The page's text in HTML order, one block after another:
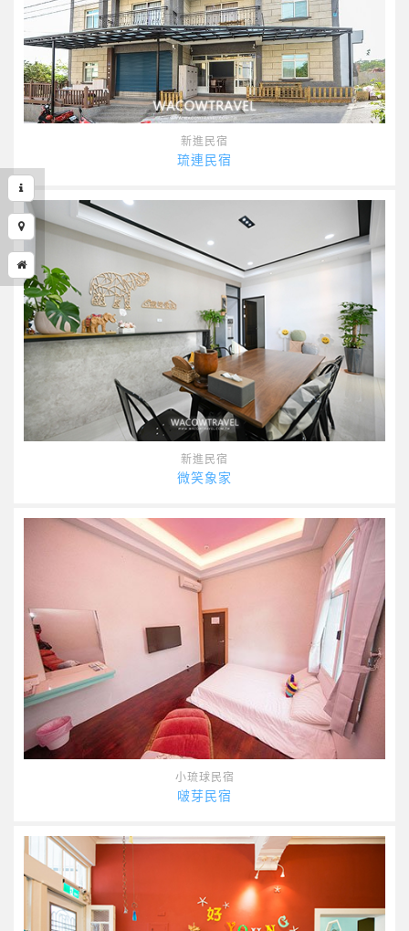
新進民宿
琉連民宿
新進民宿
微笑象家
小琉球民宿
啵芽民宿